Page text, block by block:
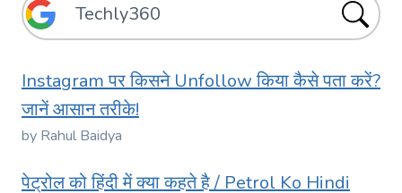
Instagram पर किसने Unfollow किया कैसे पता करें?
जानें आसान तरीके!
by Rahul Baidya
पेट्रोल को हिंदी में क्या कहते है / Petrol Ko Hindi